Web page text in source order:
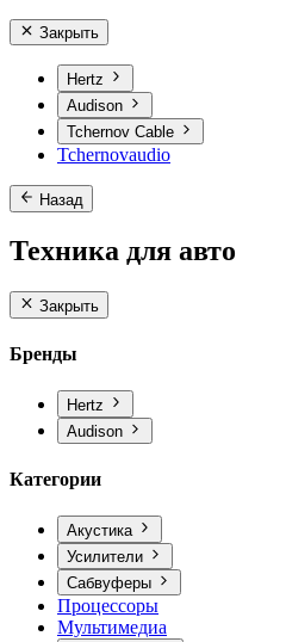
Закрыть
Hertz
Audison
Tchernov Cable
Tchernovaudio
Назад
Техника для авто
Закрыть
Бренды
Hertz
Audison
Категории
Акустика
Усилители
Сабвуферы
Процессоры
Мультимедиа